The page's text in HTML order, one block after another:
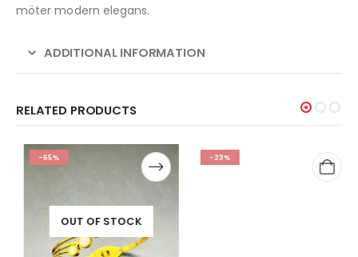
möter modern elegans.
ADDITIONAL INFORMATION
RELATED PRODUCTS
-65%
OUT OF STOCK
-23%